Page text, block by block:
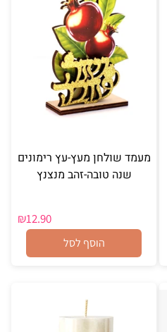
מעמד שולחן מעץ-עץ רימונים
שנה טובה-זהב מנצנץ
₪12.90
הוסף לסל